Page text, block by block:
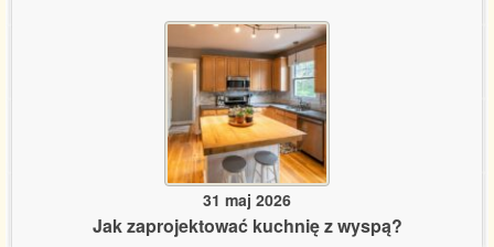
31 maj 2026
Jak zaprojektować kuchnię z wyspą?